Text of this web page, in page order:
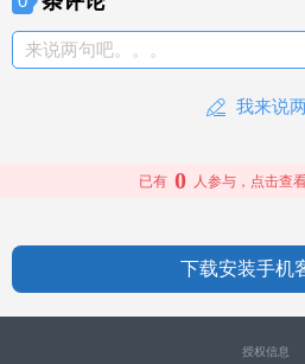
来说两句吧。。。
我来说
已有 0 人参与，点击查
下载安装手机
授权信息